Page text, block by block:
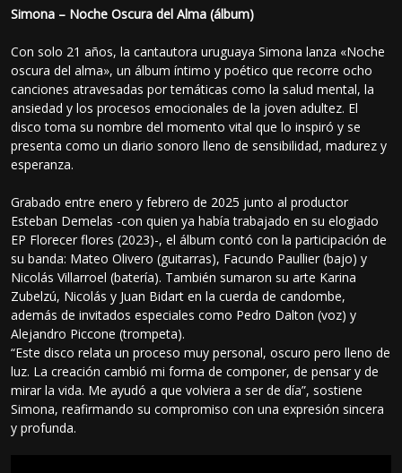
Simona – Noche Oscura del Alma (álbum)
Con solo 21 años, la cantautora uruguaya Simona lanza «Noche
oscura del alma», un álbum íntimo y poético que recorre ocho
canciones atravesadas por temáticas como la salud mental, la
ansiedad y los procesos emocionales de la joven adultez. El
disco toma su nombre del momento vital que lo inspiró y se
presenta como un diario sonoro lleno de sensibilidad, madurez y
esperanza.
Grabado entre enero y febrero de 2025 junto al productor
Esteban Demelas -con quien ya había trabajado en su elogiado
EP Florecer flores (2023)-, el álbum contó con la participación de
su banda: Mateo Olivero (guitarras), Facundo Paullier (bajo) y
Nicolás Villarroel (batería). También sumaron su arte Karina
Zubelzú, Nicolás y Juan Bidart en la cuerda de candombe,
además de invitados especiales como Pedro Dalton (voz) y
Alejandro Piccone (trompeta).
“Este disco relata un proceso muy personal, oscuro pero lleno de
luz. La creación cambió mi forma de componer, de pensar y de
mirar la vida. Me ayudó a que volviera a ser de día”, sostiene
Simona, reafirmando su compromiso con una expresión sincera
y profunda.